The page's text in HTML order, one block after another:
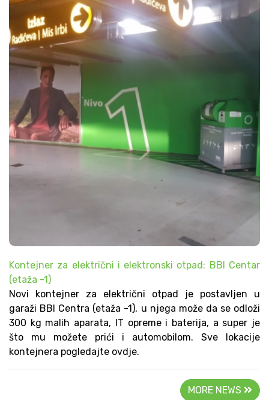
Kontejner za električni i elektronski otpad: BBI Centar
(etaža -1)
Novi kontejner za električni otpad je postavljen u
garaži BBI Centra (etaža -1), u njega može da se odloži
300 kg malih aparata, IT opreme i baterija, a super je
što mu možete prići i automobilom. Sve lokacije
kontejnera pogledajte ovdje.
MORE NEWS